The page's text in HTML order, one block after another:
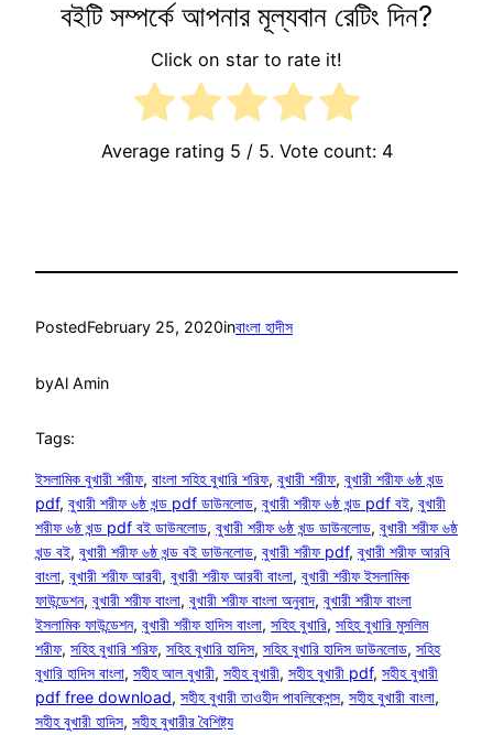
বইটি সম্পর্কে আপনার মূল্যবান রেটিং দিন?
Click on star to rate it!
Average rating 5 / 5. Vote count: 4
PostedFebruary 25, 2020inবাংলা হাদীস
byAl Amin
Tags:
ইসলামিক বুখারী শরীফ, বাংলা সহিহ বুখারি শরিফ, বুখারী শরীফ, বুখারী শরীফ ৬ষ্ঠ খন্ড
pdf, বুখারী শরীফ ৬ষ্ঠ খন্ড pdf ডাউনলোড, বুখারী শরীফ ৬ষ্ঠ খন্ড pdf বই, বুখারী
শরীফ ৬ষ্ঠ খন্ড pdf বই ডাউনলোড, বুখারী শরীফ ৬ষ্ঠ খন্ড ডাউনলোড, বুখারী শরীফ ৬ষ্ঠ
খন্ড বই, বুখারী শরীফ ৬ষ্ঠ খন্ড বই ডাউনলোড, বুখারী শরীফ pdf, বুখারী শরীফ আরবি
বাংলা, বুখারী শরীফ আরবী, বুখারী শরীফ আরবী বাংলা, বুখারী শরীফ ইসলামিক
ফাউন্ডেশন, বুখারী শরীফ বাংলা, বুখারী শরীফ বাংলা অনুবাদ, বুখারী শরীফ বাংলা
ইসলামিক ফাউন্ডেশন, বুখারী শরীফ হাদিস বাংলা, সহিহ বুখারি, সহিহ বুখারি মুসলিম
শরীফ, সহিহ বুখারি শরিফ, সহিহ বুখারি হাদিস, সহিহ বুখারি হাদিস ডাউনলোড, সহিহ
বুখারি হাদিস বাংলা, সহীহ আল বুখারী, সহীহ বুখারী, সহীহ বুখারী pdf, সহীহ বুখারী
pdf free download, সহীহ বুখারী তাওহীদ পাবলিকেশন্স, সহীহ বুখারী বাংলা
সহীহ বুখারী হাদিস, সহীহ বুখারীর বৈশিষ্ট্য